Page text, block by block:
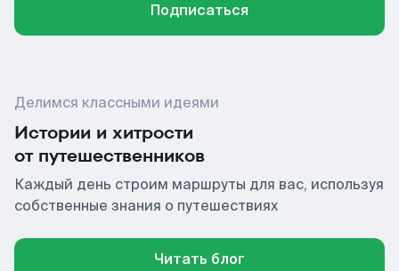
Подписаться
Делимся классными идеями
Истории и хитрости
от путешественников
Каждый день строим маршруты для вас, используя
собственные знания о путешествиях
Читать блог